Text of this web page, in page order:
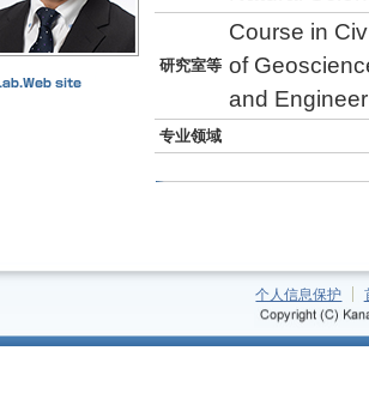
研究室等
Course in
of
and
专业领域
个人信息保护